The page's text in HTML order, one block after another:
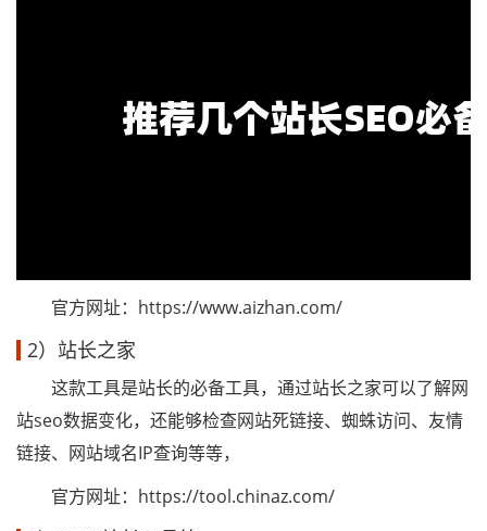
官方网址：https://www.aizhan.com/
2）站长之家
这款工具是站长的必备工具，通过站长之家可以了解网
站seo数据变化，还能够检查网站死链接、蜘蛛访问、友情
链接、网站域名IP查询等等，
官方网址：https://tool.chinaz.com/